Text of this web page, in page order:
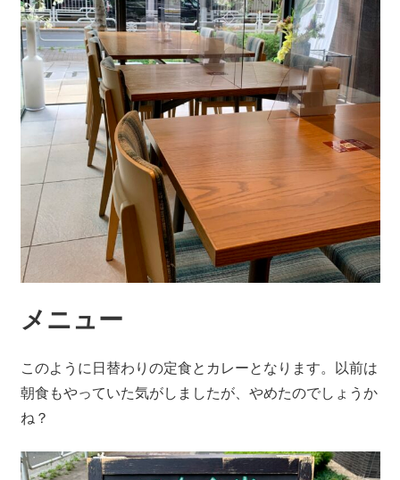
メニュー
このように日替わりの定食とカレーとなります。以前は
朝食もやっていた気がしましたが、やめたのでしょうか
ね？